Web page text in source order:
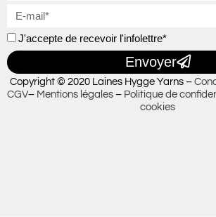
J'accepte de recevoir l'infolettre*
Envoyer
Copyright © 2020 Laines Hygge Yarns –
CGV– Mentions légales – Politique de
cookies